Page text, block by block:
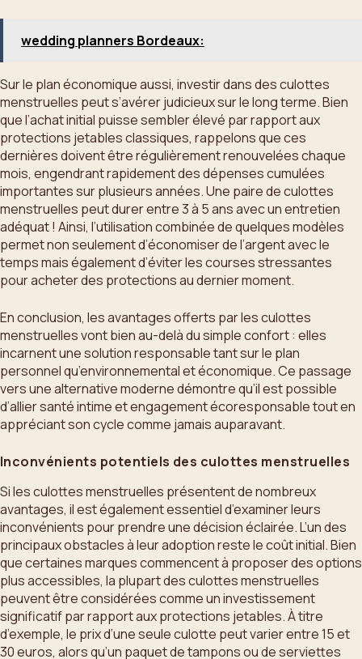
wedding planners Bordeaux:
Sur le plan économique aussi, investir dans des culottes
menstruelles peut s’avérer judicieux sur le long terme. Bien
que l’achat initial puisse sembler élevé par rapport aux
protections jetables classiques, rappelons que ces
dernières doivent être régulièrement renouvelées chaque
mois, engendrant rapidement des dépenses cumulées
importantes sur plusieurs années. Une paire de culottes
menstruelles peut durer entre 3 à 5 ans avec un entretien
adéquat ! Ainsi, l’utilisation combinée de quelques modèles
permet non seulement d’économiser de l’argent avec le
temps mais également d’éviter les courses stressantes
pour acheter des protections au dernier moment.
En conclusion, les avantages offerts par les culottes
menstruelles vont bien au-delà du simple confort : elles
incarnent une solution responsable tant sur le plan
personnel qu’environnemental et économique. Ce passage
vers une alternative moderne démontre qu’il est possible
d’allier santé intime et engagement écoresponsable tout en
appréciant son cycle comme jamais auparavant.
Inconvénients potentiels des culottes menstruelles
Si les culottes menstruelles présentent de nombreux
avantages, il est également essentiel d’examiner leurs
inconvénients pour prendre une décision éclairée. L’un des
principaux obstacles à leur adoption reste le coût initial. Bien
que certaines marques commencent à proposer des options
plus accessibles, la plupart des culottes menstruelles
peuvent être considérées comme un investissement
significatif par rapport aux protections jetables. À titre
d’exemple, le prix d’une seule culotte peut varier entre 15 et
30 euros, alors qu’un paquet de tampons ou de serviettes